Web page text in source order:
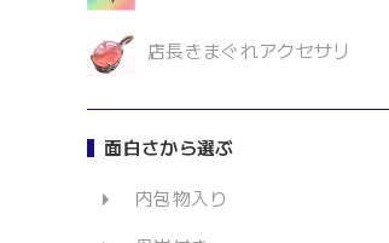
店長きまぐれアクセサリ
面白さから選ぶ
内包物入り